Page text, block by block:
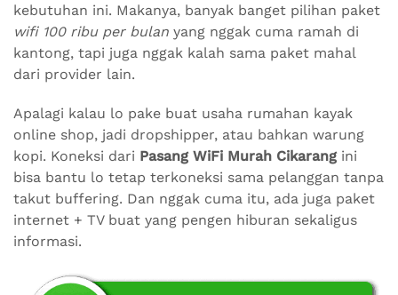
kebutuhan ini. Makanya, banyak banget pilihan paket
wifi 100 ribu per bulan yang nggak cuma ramah di
kantong, tapi juga nggak kalah sama paket mahal
dari provider lain.
Apalagi kalau lo pake buat usaha rumahan kayak
online shop, jadi dropshipper, atau bahkan warung
kopi. Koneksi dari Pasang WiFi Murah Cikarangini
bisa bantu lo tetap terkoneksi sama pelanggan tanpa
takut buffering. Dan nggak cuma itu, ada juga paket
internet + TV buat yang pengen hiburan sekaligus
informasi.